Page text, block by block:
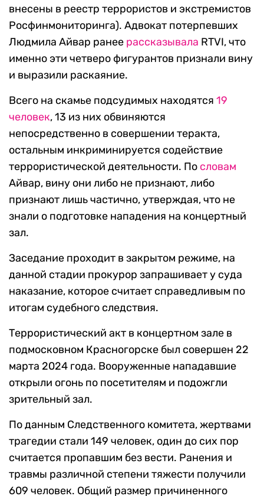
внесены в реестр террористов и экстремистов
Росфинмониторинга). Адвокат потерпевших
Людмила Айвар ранее рассказывала RTVI, что
именно эти четверо фигурантов признали вину
и выразили раскаяние.
Всего на скамье подсудимых находятся 19
человек, 13 из них обвиняются
непосредственно в совершении теракта,
остальным инкриминируется содействие
террористической деятельности. По словам
Айвар, вину они либо не признают, либо
признают лишь частично, утверждая, что не
знали о подготовке нападения на концертный
зал.
Заседание проходит в закрытом режиме, на
данной стадии прокурор запрашивает у суда
наказание, которое считает справедливым по
итогам судебного следствия.
Террористический акт в концертном зале в
подмосковном Красногорске был совершен 22
марта 2024 года. Вооруженные нападавшие
открыли огонь по посетителям и подожгли
зрительный зал.
По данным Следственного комитета, жертвами
трагедии стали 149 человек, один до сих пор
считается пропавшим без вести. Ранения и
травмы различной степени тяжести получили
609 человек. Общий размер причиненного